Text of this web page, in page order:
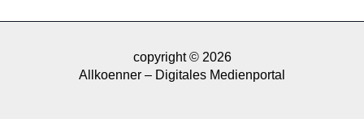
copyright © 2026
Allkoenner – Digitales Medienportal